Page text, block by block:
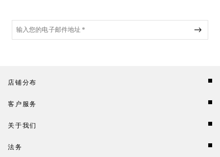
店铺分布
客户服务
关于我们
法务